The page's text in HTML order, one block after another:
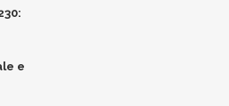
e